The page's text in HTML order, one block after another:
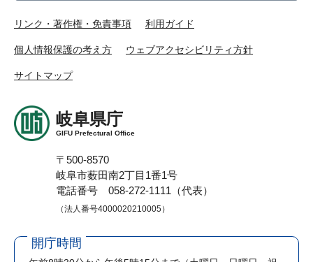
リンク・著作権・免責事項 利用ガイド
個人情報保護の考え方 ウェブアクセシビリティ方針
サイトマップ
岐阜県庁
GIFU Prefectural Office
〒500-8570
岐阜市薮田南2丁目1番1号
電話番号 058-272-1111（代表）
（法人番号4000020210005）
開庁時間